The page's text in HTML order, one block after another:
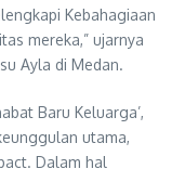
Kebahagiaan
mereka,” ujarnya
Ayla di Medan.
Baru Keluarga’,
utama,
Dalam hal